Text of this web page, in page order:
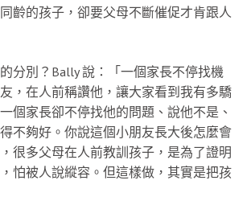
齡的孩子，卻要父母不斷催促才肯跟人
分別？Bally 說：「一個家長不停找機
，在人前稱讚他，讓大家看到我有多驕
個家長卻不停找他的問題、說他不是、
不夠好。你說這個小朋友長大後怎麼會
很多父母在人前教訓孩子，是為了證明
怕被人說縱容。但這樣做，其實是把孩